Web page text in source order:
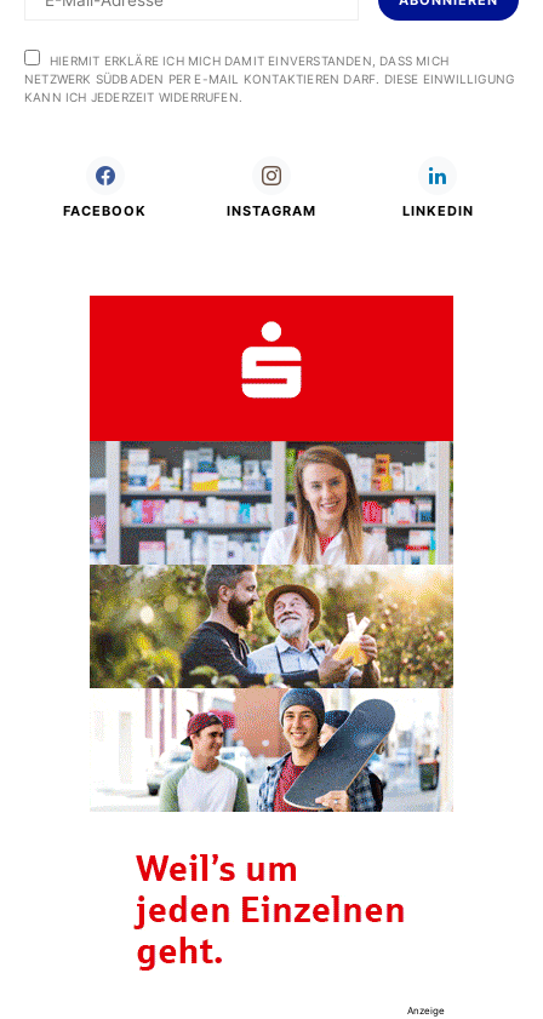
HIERMIT ERKLÄRE ICH MICH DAMIT EINVERSTANDEN, DASS MICH
NETZWERK SÜDBADEN PER E-MAIL KONTAKTIEREN DARF. DIESE EINWILLIGUNG
KANN ICH JEDERZEIT WIDERRUFEN.
FACEBOOK INSTAGRAM LINKEDIN
Anzeige